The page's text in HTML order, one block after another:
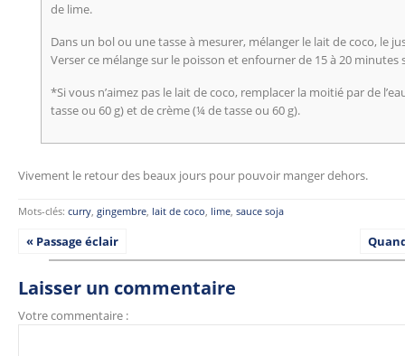
de lime.
Dans un bol ou une tasse à mesurer, mélanger le lait de coco, le
Verser ce mélange sur le poisson et enfourner de 15 à 20 minutes
*Si vous n’aimez pas le lait de coco, remplacer la moitié par de
tasse ou 60 g) et de crème (¼ de tasse ou 60 g).
Vivement le retour des beaux jours pour pouvoir manger dehors.
Mots-clés: curry, gingembre, lait de coco, lime, sauce soja
« Passage éclair
Laisser un commentaire
Votre commentaire :